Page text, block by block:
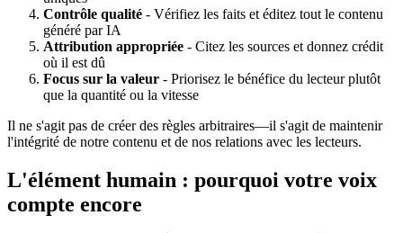
Contrôle qualité - Vérifiez les faits et éditez tout le contenu
généré par IA
Attribution appropriée - Citez les sources et donnez crédit
où il est dû
Focus sur la valeur - Priorisez le bénéfice du lecteur plutôt
que la quantité ou la vitesse
Il ne s'agit pas de créer des règles arbitraires—il s'agit de maintenir
l'intégrité de notre contenu et de nos relations avec les lecteurs.
L'élément humain : pourquoi votre voix
compte encore